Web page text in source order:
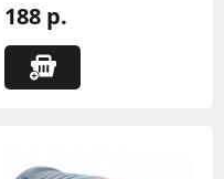
188 р.